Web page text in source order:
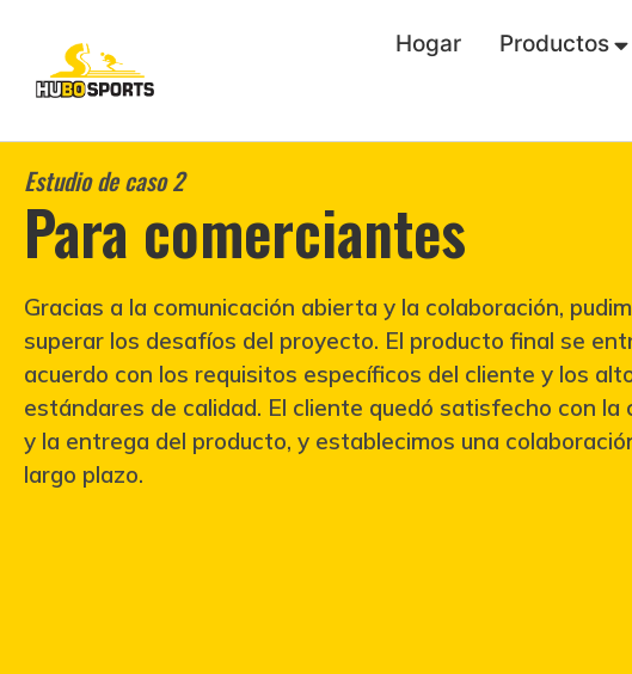
Hogar Productos
Estudio de caso 2
Para comerciantes
Gracias a la comunicación abierta y la colaboración,
superar los desafíos del proyecto. El producto final se
acuerdo con los requisitos específicos del cliente y los
estándares de calidad. El cliente quedó satisfecho con la
y la entrega del producto, y establecimos una
largo plazo.